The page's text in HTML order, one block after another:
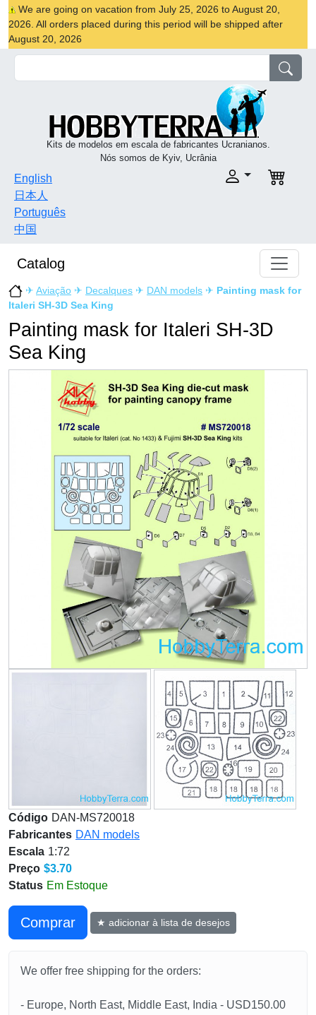
We are going on vacation from July 25, 2026 to August 20,
2026. All orders placed during this period will be shipped after
August 20, 2026
Kits de modelos em escala de fabricantes Ucranianos.
Nós somos de Kyiv, Ucrânia
English
日本人
Português
中国
Catalog
✈ Aviação ✈ Decalques ✈ DAN models ✈ Painting mask for
Italeri SH-3D Sea King
Painting mask for Italeri SH-3D
Sea King
Código DAN-MS720018
Fabricantes DAN models
Escala 1:72
Preço $3.70
Status Em Estoque
Сomprar ★ adicionar à lista de desejos
We offer free shipping for the orders:
- Europe, North East, Middle East, India - USD150.00